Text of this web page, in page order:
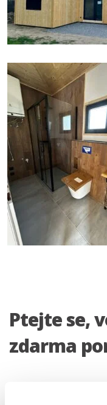
Ptejte se,
zdarma
Přemýšlíte nad